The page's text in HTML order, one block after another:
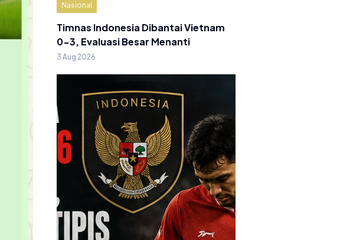
Nasional
Timnas Indonesia Dibantai Vietnam
0-3, Evaluasi Besar Menanti
3 Aug 2026